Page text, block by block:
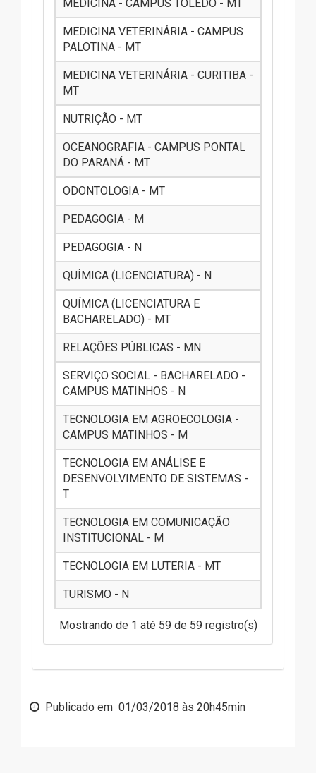
MEDICINA - CAMPUS TOLEDO - MT
MEDICINA VETERINÁRIA - CAMPUS
PALOTINA - MT
MEDICINA VETERINÁRIA - CURITIBA -
MT
NUTRIÇÃO - MT
OCEANOGRAFIA - CAMPUS PONTAL
DO PARANÁ - MT
ODONTOLOGIA - MT
PEDAGOGIA - M
PEDAGOGIA - N
QUÍMICA (LICENCIATURA) - N
QUÍMICA (LICENCIATURA E
BACHARELADO) - MT
RELAÇÕES PÚBLICAS - MN
SERVIÇO SOCIAL - BACHARELADO -
CAMPUS MATINHOS - N
TECNOLOGIA EM AGROECOLOGIA -
CAMPUS MATINHOS - M
TECNOLOGIA EM ANÁLISE E
DESENVOLVIMENTO DE SISTEMAS -
T
TECNOLOGIA EM COMUNICAÇÃO
INSTITUCIONAL - M
TECNOLOGIA EM LUTERIA - MT
TURISMO - N
Mostrando de 1 até 59 de 59 registro(s)
Publicado em 01/03/2018 às 20h45min